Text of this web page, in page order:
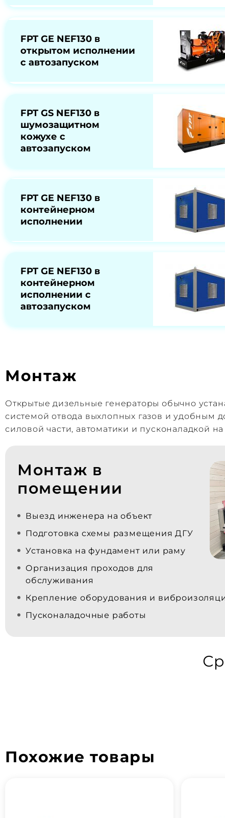
FPT GE NEF130 в
открытом исполнении
с автозапуском
FPT GS NEF130 в
шумозащитном
кожухе с
автозапуском
FPT GE NEF130 в
контейнерном
исполнении
FPT GE NEF130 в
контейнерном
исполнении с
автозапуском
Монтаж
Открытые дизельные генераторы обычно
системой отвода выхлопных газов и
силовой части, автоматики и пусконаладкой на
Монтаж в
помещении
Выезд инженера на объект
Подготовка схемы размещения ДГУ
Установка на фундамент или раму
Организация проходов для
обслуживания
Крепление оборудования и
Пусконаладочные работы
Похожие товары